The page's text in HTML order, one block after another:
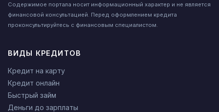
Содержимое портала носит информационный характер и не является
финансовой консультацией. Перед оформлением кредита
проконсультируйтесь с финансовым специалистом.
ВИДЫ КРЕДИТОВ
Кредит на карту
Кредит онлайн
Быстрый займ
Деньги до зарплаты